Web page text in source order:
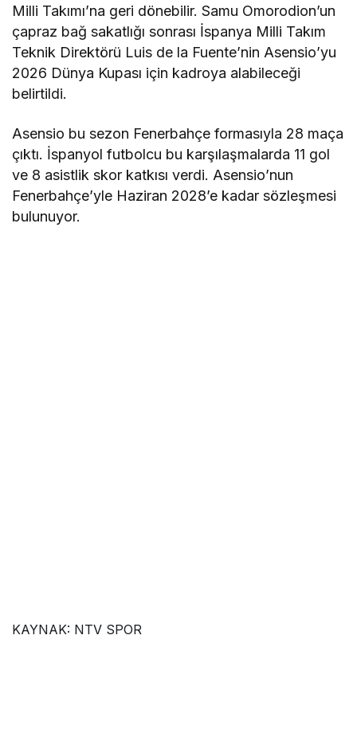
Milli Takımı’na geri dönebilir. Samu Omorodion’un
çapraz bağ sakatlığı sonrası İspanya Milli Takım
Teknik Direktörü Luis de la Fuente’nin Asensio’yu
2026 Dünya Kupası için kadroya alabileceği
belirtildi.
Asensio bu sezon Fenerbahçe formasıyla 28 maça
çıktı. İspanyol futbolcu bu karşılaşmalarda 11 gol
ve 8 asistlik skor katkısı verdi. Asensio’nun
Fenerbahçe’yle Haziran 2028’e kadar sözleşmesi
bulunuyor.
KAYNAK: NTV SPOR